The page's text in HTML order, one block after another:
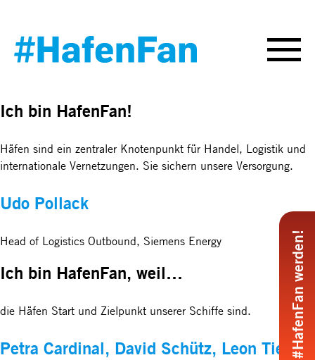
#HafenFan werden!
Ich bin HafenFan!
Häfen sind ein zentraler Knotenpunkt für Handel, Logistik und
internationale Vernetzungen. Sie sichern unsere Versorgung.
Udo Pollack
Head of Logistics Outbound, Siemens Energy
Ich bin HafenFan, weil…
die Häfen Start und Zielpunkt unserer Schiffe sind.
Petra Cardinal, David Schütz, Leon Tietz